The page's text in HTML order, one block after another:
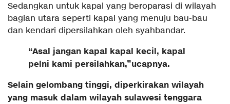
Sedangkan untuk kapal yang beroparasi di wilayah
bagian utara seperti kapal yang menuju bau-bau
dan kendari dipersilahkan oleh syahbandar.
“Asal jangan kapal kapal kecil, kapal
pelni kami persilahkan,”ucapnya.
Selain gelombang tinggi, diperkirakan wilayah
yang masuk dalam wilayah sulawesi tenggara